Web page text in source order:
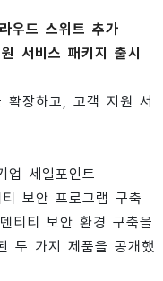
우드 스위트 추가
서비스 패키지 출시
확장하고, 고객 지원 서
업 세일포인트
보안 프로그램 구축
티티 보안 환경 구축을
두 가지 제품을 공개했